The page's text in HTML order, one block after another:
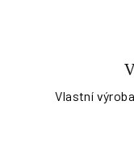
Vlastní